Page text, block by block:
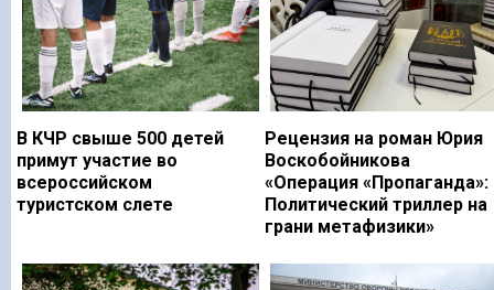
В КЧР свыше 500 детей
примут участие во
всероссийском
туристском слете
Рецензия на роман Юрия
Воскобойникова
«Операция «Пропаганда»:
Политический триллер на
грани метафизики»